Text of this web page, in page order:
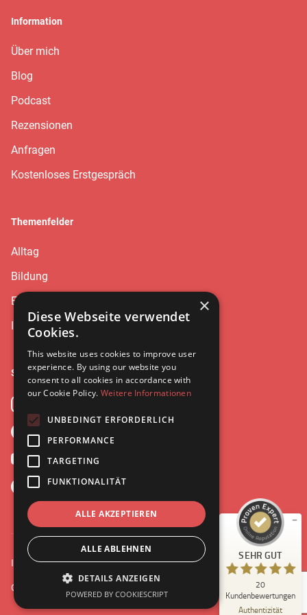
Information
Über mich
Blog
Podcast
Rezensionen
Anfragen
Kostenloses Erstgespräch
Themenfelder
Alltag
Bildung
Erziehung
Interviews
Social
Facebook
YouTube
Spotify
Copyright 2024 by Leonie Ries. Design & Entwicklung ©r2studio
Impressum Datenschutz
×
Diese Webseite verwendet
Cookies.
This website uses cookies to improve user
experience. By using our website you
consent to all cookies in accordance with
our Cookie Policy. Weitere Informationen
UNBEDINGT ERFORDERLICH
PERFORMANCE
TARGETING
FUNKTIONALITÄT
ALLE AKZEPTIEREN
ALLE ABLEHNEN
DETAILS ANZEIGEN
POWERED BY COOKIESCRIPT
SEHR GUT
20
Kundenbewertungen
Authentizität
Empfehlungen auf
ProvenExpert.com
5,00
20
Bewertungen auf ProvenExpert.com
Blick aufs ProvenExpert-Profil werfen
29.05.2026